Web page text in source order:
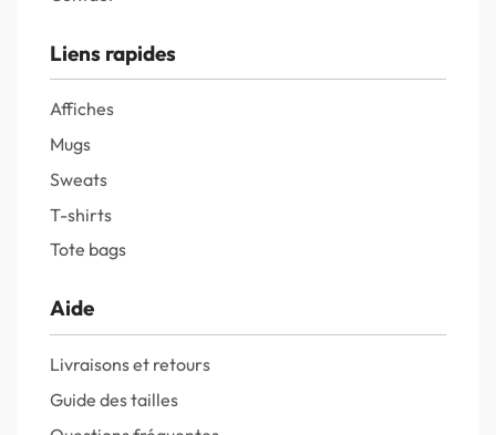
Liens rapides
Affiches
Mugs
Sweats
T-shirts
Tote bags
Aide
Livraisons et retours
Guide des tailles